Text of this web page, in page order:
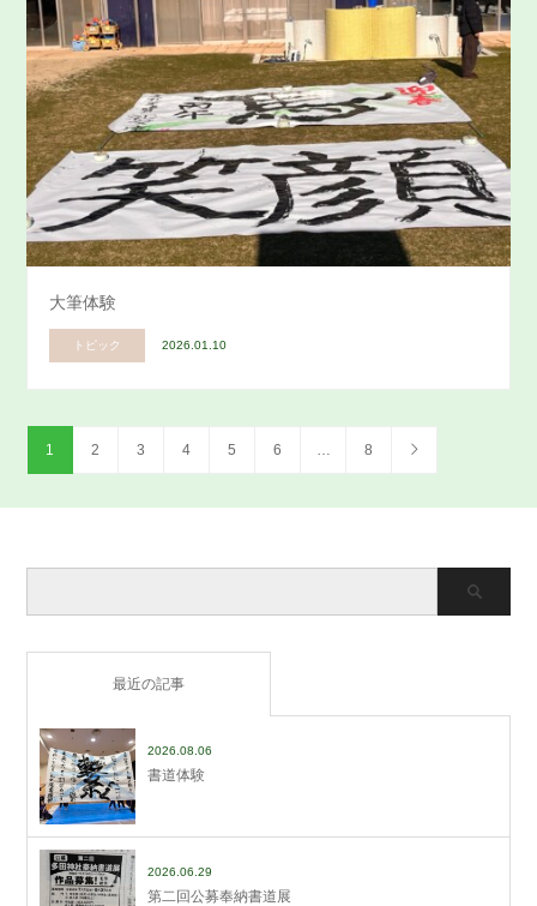
大筆体験
トピック 2026.01.10
1 2 3 4 5 6 8
最近の記事
2026.08.06
書道体験
2026.06.29
第二回公募奉納書道展